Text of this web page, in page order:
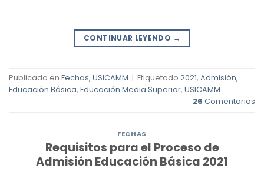
CONTINUAR LEYENDO →
Publicado en Fechas, USICAMM Etiquetado 2021, Admisión,
Educación Básica, Educación Media Superior, USICAMM
26 Comentarios
FECHAS
Requisitos para el Proceso de
Admisión Educación Básica 2021